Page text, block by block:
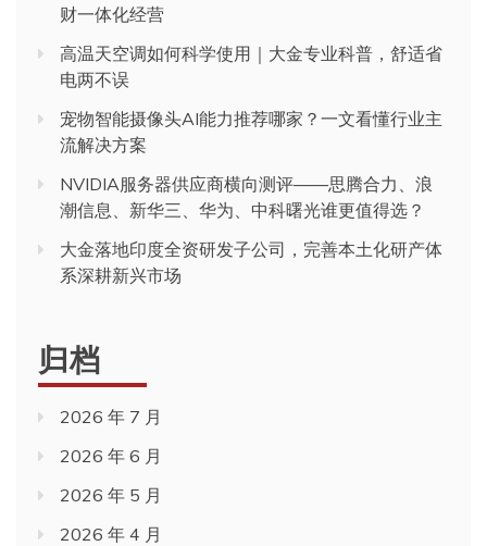
财一体化经营
高温天空调如何科学使用｜大金专业科普，舒适省
电两不误
宠物智能摄像头AI能力推荐哪家？一文看懂行业主
流解决方案
NVIDIA服务器供应商横向测评——思腾合力、浪
潮信息、新华三、华为、中科曙光谁更值得选？
大金落地印度全资研发子公司，完善本土化研产体
系深耕新兴市场
归档
2026 年 7 月
2026 年 6 月
2026 年 5 月
2026 年 4 月